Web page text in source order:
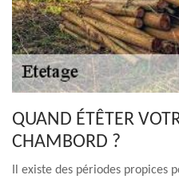
QUAND ÉTÊTER
CHAMBORD ?
Il existe des périodes propices